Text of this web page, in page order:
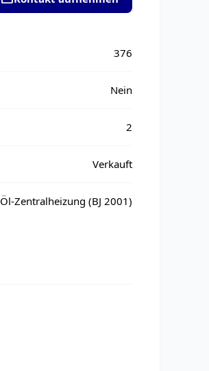
376
Nein
2
Verkauft
Öl-Zentralheizung (BJ 2001)